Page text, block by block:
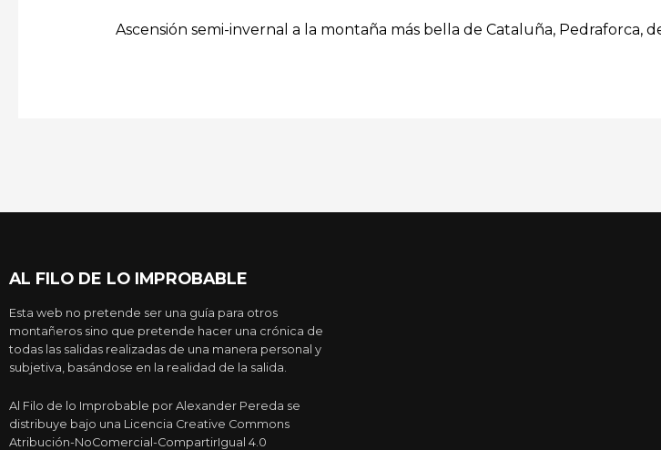
Ascensión semi-invernal a la montaña más bella de Cataluña, Pedraforca,
AL FILO DE LO IMPROBABLE
Esta web no pretende ser una guía para otros
montañeros sino que pretende hacer una crónica de
todas las salidas realizadas de una manera personal y
subjetiva, basándose en la realidad de la salida.
Al Filo de lo Improbable por Alexander Pereda se
distribuye bajo una Licencia Creative Commons
Atribución-NoComercial-CompartirIgual 4.0